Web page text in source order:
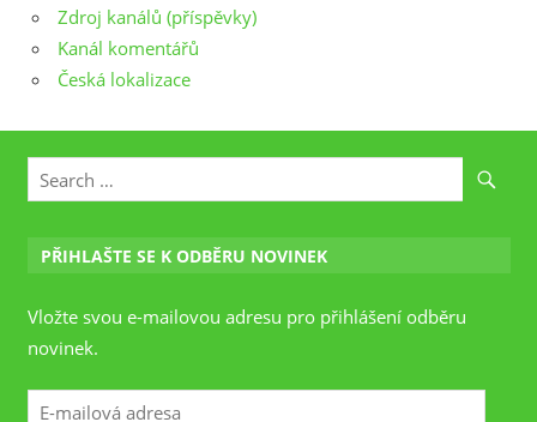
Zdroj kanálů (příspěvky)
Kanál komentářů
Česká lokalizace
PŘIHLAŠTE SE K ODBĚRU NOVINEK
Vložte svou e-mailovou adresu pro přihlášení odběru
novinek.
E-